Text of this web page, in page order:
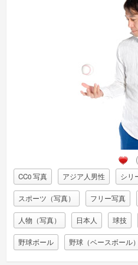
CC0 写真 アジア人男性 シリ
スポーツ（写真） フリー写真
人物（写真） 日本人 球技
野球ボール 野球（ベースボール）